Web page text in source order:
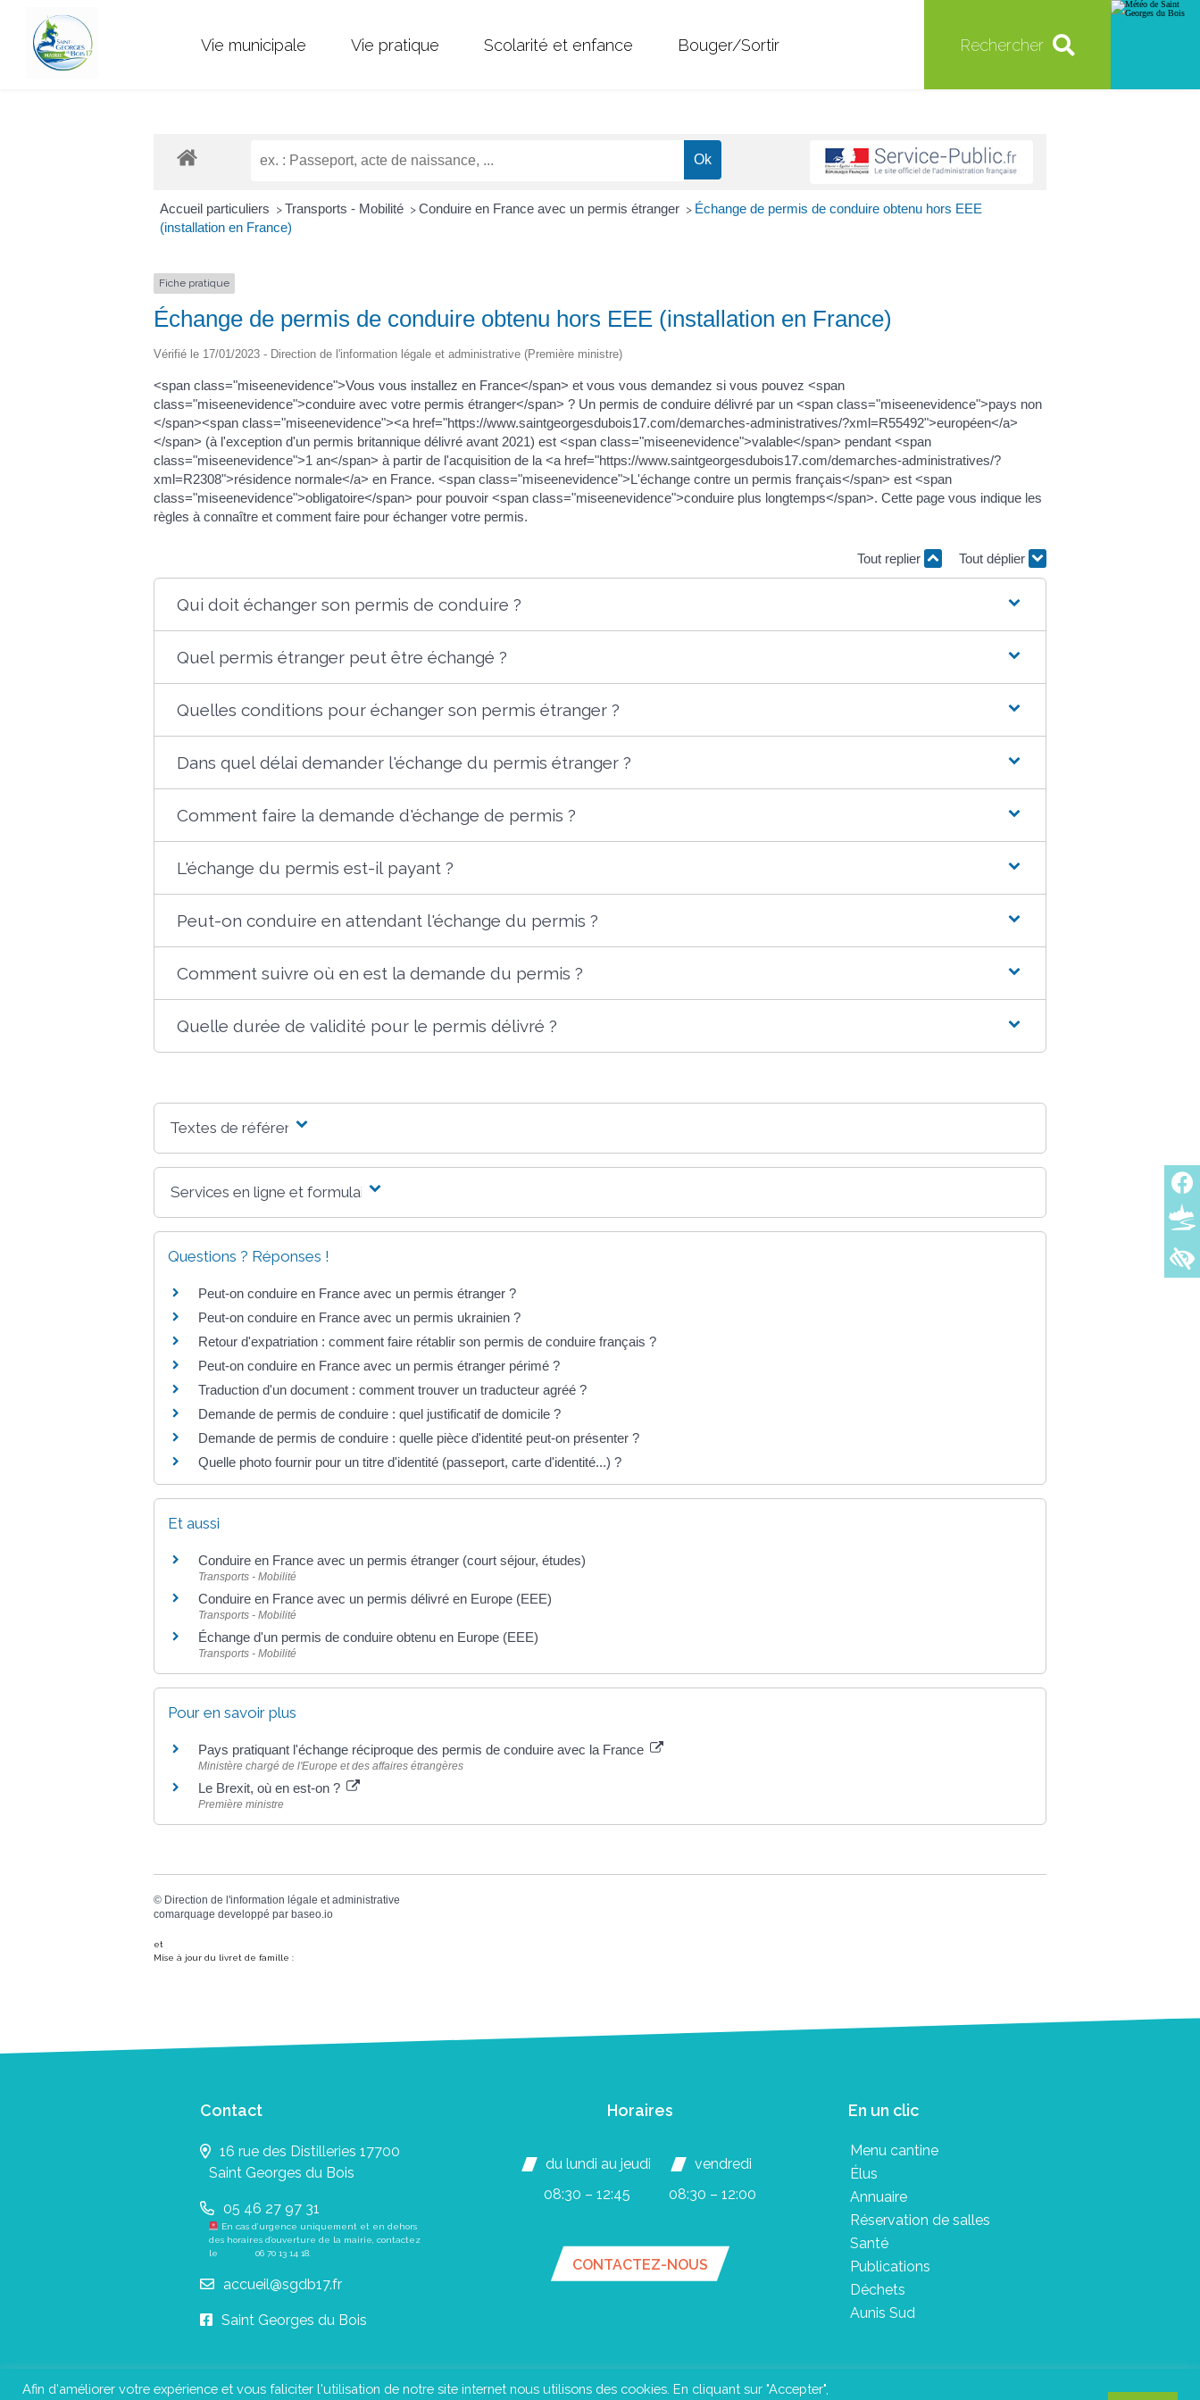
Vie municipale Vie pratique Scolarité et enfance Bouger/Sortir Rechercher
Accueil particuliers > Transports - Mobilité > Conduire en France avec un permis étranger > Échange de permis de conduire obtenu hors EEE
(installation en France)
Fiche pratique
Échange de permis de conduire obtenu hors EEE (installation en France)
Vérifié le 17/01/2023 - Direction de l'information légale et administrative (Première ministre)
<span class="miseenevidence">Vous vous installez en France</span> et vous vous demandez si vous pouvez <span
class="miseenevidence">conduire avec votre permis étranger</span> ? Un permis de conduire délivré par un <span class="miseenevidence">pays non
</span><span class="miseenevidence"><a href="https://www.saintgeorgesdubois17.com/demarches-administratives/?xml=R55492">européen</a>
</span> (à l'exception d'un permis britannique délivré avant 2021) est <span class="miseenevidence">valable</span> pendant <span
class="miseenevidence">1 an</span> à partir de l'acquisition de la <a href="https://www.saintgeorgesdubois17.com/demarches-administratives/?
xml=R2308">résidence normale</a> en France. <span class="miseenevidence">L'échange contre un permis français</span> est <span
class="miseenevidence">obligatoire</span> pour pouvoir <span class="miseenevidence">conduire plus longtemps</span>. Cette page vous indique les
règles à connaître et comment faire pour échanger votre permis.
Tout replier Tout déplier
Qui doit échanger son permis de conduire ?
Quel permis étranger peut être échangé ?
Quelles conditions pour échanger son permis étranger ?
Dans quel délai demander l'échange du permis étranger ?
Comment faire la demande d'échange de permis ?
L'échange du permis est-il payant ?
Peut-on conduire en attendant l'échange du permis ?
Comment suivre où en est la demande du permis ?
Quelle durée de validité pour le permis délivré ?
Textes de référence
Services en ligne et formulaires
Questions ? Réponses !
Peut-on conduire en France avec un permis étranger ?
Peut-on conduire en France avec un permis ukrainien ?
Retour d'expatriation : comment faire rétablir son permis de conduire français ?
Peut-on conduire en France avec un permis étranger périmé ?
Traduction d'un document : comment trouver un traducteur agréé ?
Demande de permis de conduire : quel justificatif de domicile ?
Demande de permis de conduire : quelle pièce d'identité peut-on présenter ?
Quelle photo fournir pour un titre d'identité (passeport, carte d'identité...) ?
Et aussi
Conduire en France avec un permis étranger (court séjour, études)
Transports - Mobilité
Conduire en France avec un permis délivré en Europe (EEE)
Transports - Mobilité
Échange d'un permis de conduire obtenu en Europe (EEE)
Transports - Mobilité
Pour en savoir plus
Pays pratiquant l'échange réciproque des permis de conduire avec la France
Ministère chargé de l'Europe et des affaires étrangères
Le Brexit, où en est-on ?
Première ministre
© Direction de l'information légale et administrative
comarquage developpé par baseo.io
et
Mise à jour du livret de famille :
Contact
16 rue des Distilleries 17700
Saint Georges du Bois
05 46 27 97 31
En cas d’urgence uniquement et en dehors
des horaires d’ouverture de la mairie, contactez
le 06 70 13 14 18.
accueil@sgdb17.fr
Saint Georges du Bois
Horaires
du lundi au jeudi
08:30 – 12:45
vendredi
08:30 – 12:00
CONTACTEZ-NOUS
En un clic
Menu cantine
Élus
Annuaire
Réservation de salles
Santé
Publications
Déchets
Aunis Sud
Afin d'améliorer votre expérience et vous faliciter l'utilisation de notre site internet nous utilisons des cookies. En cliquant sur "Accepter",